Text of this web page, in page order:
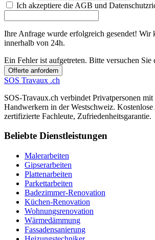
Ich akzeptiere die AGB und
Ihre Anfrage wurde erfolgreich gesendet! Wir
innerhalb von 24h.
Ein Fehler ist aufgetreten. Bitte versuchen Sie
Offerte anfordern
SOS Travaux .ch
SOS-Travaux.ch verbindet Privatpersonen
Handwerkern in der Westschweiz. Kostenlose
zertifizierte Fachleute, Zufriedenheitsgarantie.
Beliebte Dienstleistungen
Malerarbeiten
Gipserarbeiten
Plattenarbeiten
Parkettarbeiten
Badezimmer-Renovation
Küchen-Renovation
Wohnungsrenovation
Wärmedämmung
Fassadensanierung